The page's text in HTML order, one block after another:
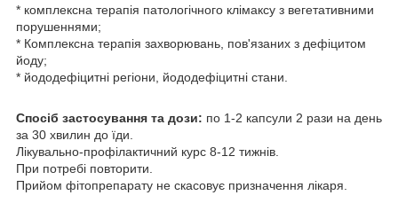
* комплексна терапія патологічного клімаксу з вегетативними
порушеннями;
* Комплексна терапія захворювань, пов'язаних з дефіцитом
йоду;
* йододефіцитні регіони, йододефіцитні стани.
Спосіб застосування та дози: по 1-2 капсули 2 рази на день
за 30 хвилин до їди.
Лікувально-профілактичний курс 8-12 тижнів.
При потребі повторити.
Прийом фітопрепарату не скасовує призначення лікаря.